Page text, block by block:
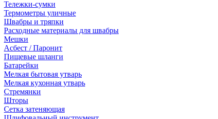
Тележки-сумки
Термометры уличные
Швабры и тряпки
Расходные материалы для швабры
Мешки
Асбест / Паронит
Пищевые шланги
Батарейки
Мелкая бытовая утварь
Мелкая кухонная утварь
Стремянки
Шторы
Сетка затеняющая